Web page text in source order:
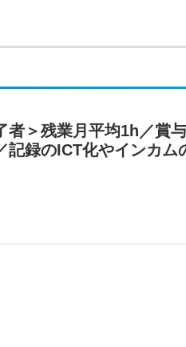
者＞残業月平均1h／賞
録のICT化やインカム